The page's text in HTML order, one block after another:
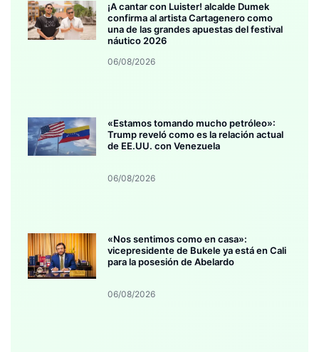
¡A cantar con Luister! alcalde Dumek
confirma al artista Cartagenero como
una de las grandes apuestas del festival
náutico 2026
06/08/2026
«Estamos tomando mucho petróleo»:
Trump reveló como es la relación actual
de EE.UU. con Venezuela
06/08/2026
«Nos sentimos como en casa»:
vicepresidente de Bukele ya está en Cali
para la posesión de Abelardo
06/08/2026